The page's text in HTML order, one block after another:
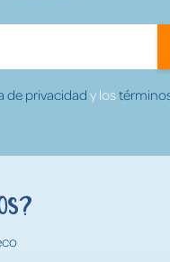
de privacidady los